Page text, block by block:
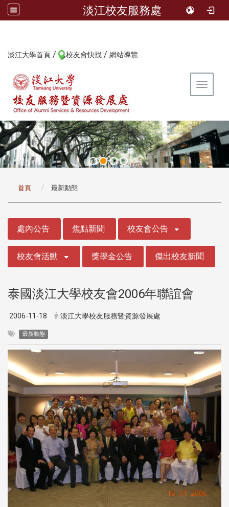
淡江校友服務處
淡江大學首頁 / 校友會快找 / 網站導覽
Toggle
首頁 最新動態
處內公告 焦點新聞 校友會公告
校友會活動 獎學金公告 傑出校友新聞
泰國淡江大學校友會2006年聯誼會
2006-11-18 淡江大學校友服務暨資源發展處
最新動態